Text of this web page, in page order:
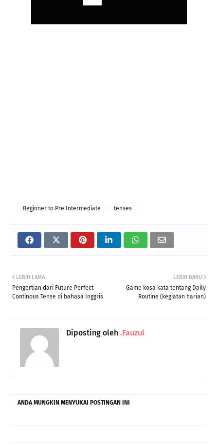
Beginner to Pre Intermediate tenses
LEBIH BARU
Game kosa kata tentang Daily
Routine (kegiatan harian)
LEBIH LAMA
Pengertian dari Future Perfect
Continous Tense di bahasa Inggris
Diposting oleh .Fauzul
ANDA MUNGKIN MENYUKAI POSTINGAN INI